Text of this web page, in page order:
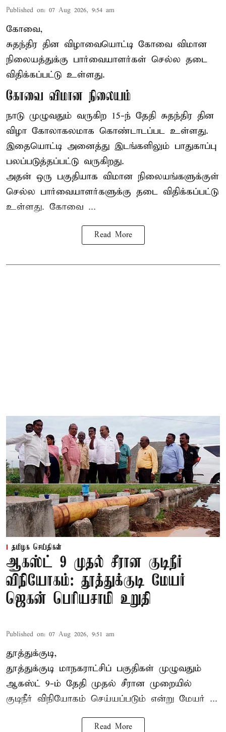
Published on: 07 Aug 2026, 9:54 am
கோவை,
சுதந்திர தின விழாவையொட்டி கோவை விமான
நிலையத்துக்கு பார்வையாளர்கள் செல்ல தடை
விதிக்கப்பட்டு உள்ளது.
கோவை விமான நிலையம்
நாடு முழுவதும் வருகிற 15-ந் தேதி சுதந்திர தின
விழா கோலாகலமாக கொண்டாடப்பட உள்ளது.
இதையொட்டி அனைத்து இடங்களிலும் பாதுகாப்பு
பலப்படுத்தப்பட்டு வருகிறது.
அதன் ஒரு பகுதியாக விமான நிலையங்களுக்குள்
செல்ல பார்வையாளர்களுக்கு தடை விதிக்கப்பட்டு
உள்ளது. கோவை ...
Read More
தமிழக செய்திகள்
ஆகஸ்ட் 9 முதல் சீரான குடிநீர்
விநியோகம்: தூத்துக்குடி மேயர்
ஜெகன் பெரியசாமி உறுதி
Published on: 07 Aug 2026, 9:51 am
தூத்துக்குடி,
தூத்துக்குடி மாநகராட்சிப் பகுதிகள் முழுவதும்
ஆகஸ்ட் 9-ம் தேதி முதல் சீரான முறையில்
குடிநீர் விநியோகம் செய்யப்படும் என்று மேயர் ...
Read More